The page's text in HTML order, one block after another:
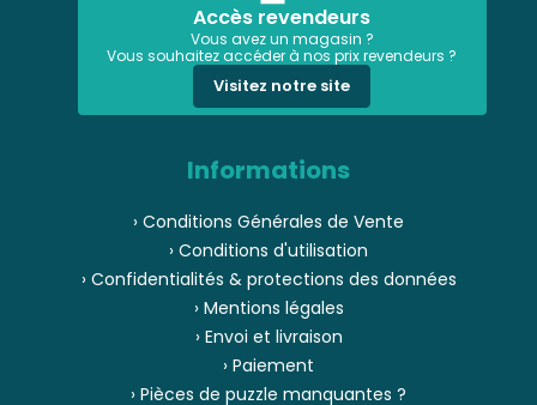
Accès revendeurs
Vous avez un magasin ?
Vous souhaitez accéder à nos prix revendeurs ?
Visitez notre site
Informations
› Conditions Générales de Vente
› Conditions d'utilisation
› Confidentialités & protections des données
› Mentions légales
› Envoi et livraison
› Paiement
› Pièces de puzzle manquantes ?